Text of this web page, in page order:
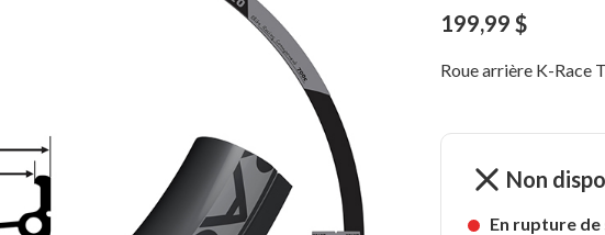
199,99$
Roue arrière K-Race
Non
En rupture